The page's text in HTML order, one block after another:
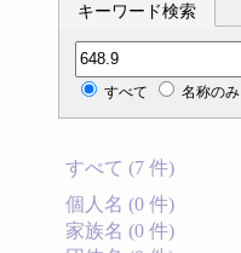
キーワード検索
分類記号検索
すべて 名称のみ
すべて (7 件)
個人名 (0 件)
家族名 (0 件)